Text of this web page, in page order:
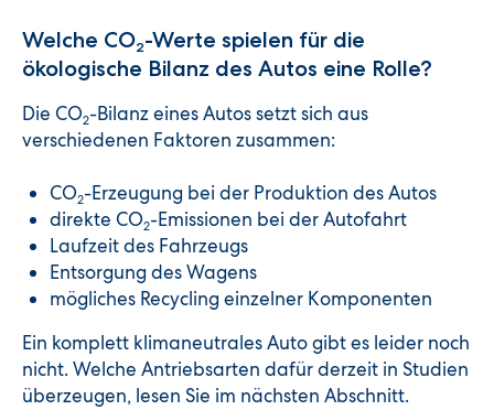
Welche CO2-Werte spielen für die
ökologische Bilanz des Autos eine Rolle?
Die CO2-Bilanz eines Autos setzt sich aus
verschiedenen Faktoren zusammen:
CO2-Erzeugung bei der Produktion des Autos
direkte CO2-Emissionen bei der Autofahrt
Laufzeit des Fahrzeugs
Entsorgung des Wagens
mögliches Recycling einzelner Komponenten
Ein komplett klimaneutrales Auto gibt es leider noch
nicht. Welche Antriebsarten dafür derzeit in Studien
überzeugen, lesen Sie im nächsten Abschnitt.